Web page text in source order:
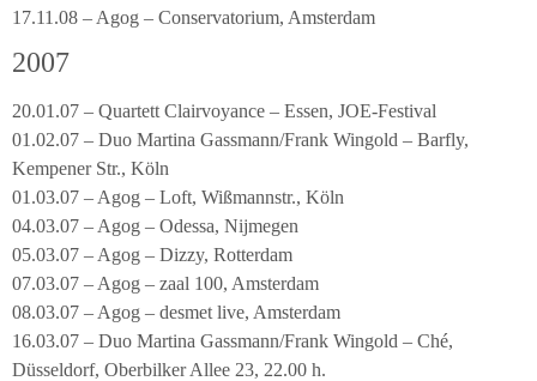
17.11.08 – Agog – Conservatorium, Amsterdam
2007
20.01.07 – Quartett Clairvoyance – Essen, JOE-Festival
01.02.07 – Duo Martina Gassmann/Frank Wingold – Barfly,
Kempener Str., Köln
01.03.07 – Agog – Loft, Wißmannstr., Köln
04.03.07 – Agog – Odessa, Nijmegen
05.03.07 – Agog – Dizzy, Rotterdam
07.03.07 – Agog – zaal 100, Amsterdam
08.03.07 – Agog – desmet live, Amsterdam
16.03.07 – Duo Martina Gassmann/Frank Wingold – Ché,
Düsseldorf, Oberbilker Allee 23, 22.00 h.